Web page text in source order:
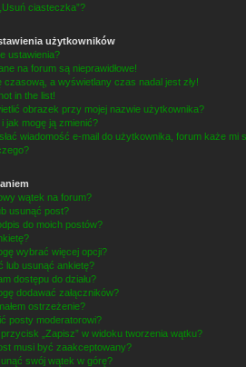
ciasteczka”?
użytkowników
ustawienia?
na forum są nieprawidłowe!
czasową, a wyświetlany czas nadal jest zły!
in the list!
obrazek przy mojej nazwie użytkownika?
jak mogę ją zmienić?
wiadomość e-mail do użytkownika, forum każe mi
wątek na forum?
usunąć post?
do moich postów?
wybrać więcej opcji?
lub usunąć ankietę?
dostępu do działu?
dodawać załączników?
ostrzeżenie?
posty moderatorowi?
„Zapisz” w widoku tworzenia wątku?
musi być zaakceptowany?
swój wątek w górę?